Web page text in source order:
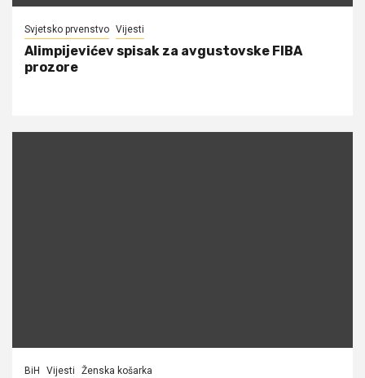
Svjetsko prvenstvo Vijesti
Alimpijevićev spisak za avgustovske FIBA
prozore
BiH Vijesti Ženska košarka